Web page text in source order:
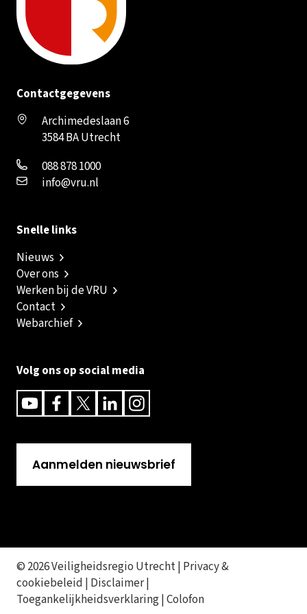
Contactgegevens
Archimedeslaan 6
3584 BA Utrecht
088 878 1000
info@vru.nl
Snelle links
Nieuws
Over ons
Werken bij de VRU
Contact
Webarchief
Volg ons op social media
YoutubeFacebookTwitterLinkedinInstagram
Aanmelden nieuwsbrief
© 2026 Veiligheidsregio Utrecht | Privacy &
cookiebeleid | Disclaimer|
Toegankelijkheidsverklaring|Colofon